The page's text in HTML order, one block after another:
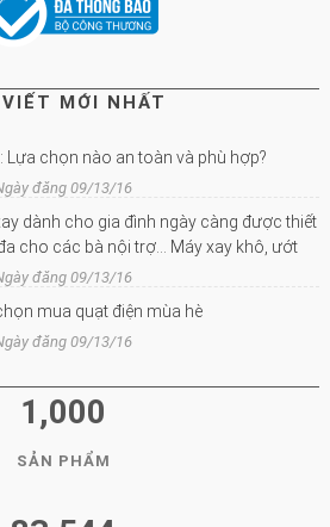
MỚI NHẤT
Lựa chọn nào an toàn và phù hợp?
đăng 09/13/16
dành cho gia đình ngày càng được thiết
cho các bà nội trợ… Máy xay khô, ướt
đăng 09/13/16
mua quạt điện mùa hè
đăng 09/13/16
1,000
SẢN PHẨM